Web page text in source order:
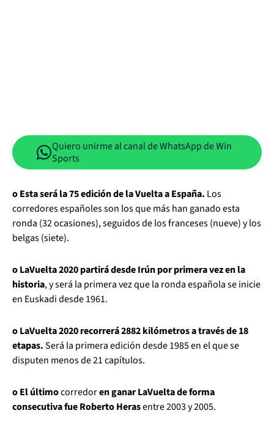
Quiero unirme al canal de WhatsApp de Win
Sports
o Esta será la 75 edición de la Vuelta a España. Los
corredores españoles son los que más han ganado esta
ronda (32 ocasiones), seguidos de los franceses (nueve) y los
belgas (siete).
o LaVuelta 2020 partirá desde Irún por primera vez en la
historia, y será la primera vez que la ronda española se inicie
en Euskadi desde 1961.
o LaVuelta 2020 recorrerá 2882 kilómetros a través de 18
etapas.Será la primera edición desde 1985 en el que se
disputen menos de 21 capítulos.
o El últimocorredoren ganar LaVuelta de forma
consecutiva fue Roberto Herasentre 2003 y 2005.